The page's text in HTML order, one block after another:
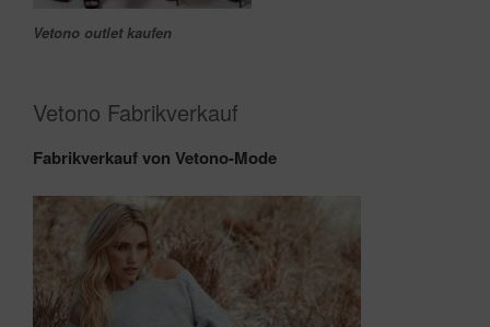
Vetono outlet kaufen
Vetono Fabrikverkauf
Fabrikverkauf von Vetono-Mode